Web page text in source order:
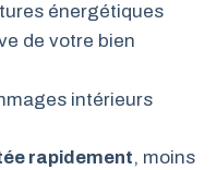
énergétiques
de votre bien
intérieurs
rapidement, moins